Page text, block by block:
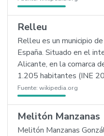
Relleu
Relleu es un municipio
España. Situado en el
Alicante, en la comarca
1.205 habitantes (INE
Fuente: wikipedia.org
Melitón Manzanas
Melitón Manzanas